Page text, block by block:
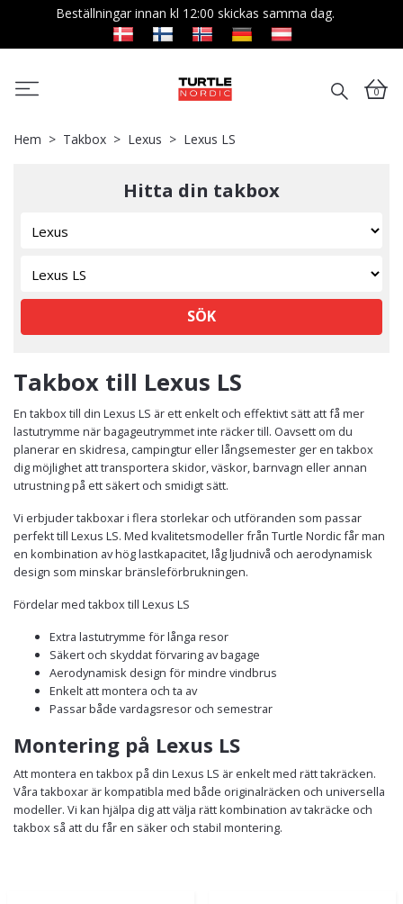
Beställningar innan kl 12:00 skickas samma dag.
0
Hem Takbox Lexus Lexus LS
Hitta din takbox
SÖK
Takbox till Lexus LS
En takbox till din Lexus LS är ett enkelt och effektivt sätt att få mer
lastutrymme när bagageutrymmet inte räcker till. Oavsett om du
planerar en skidresa, campingtur eller långsemester ger en takbox
dig möjlighet att transportera skidor, väskor, barnvagn eller annan
utrustning på ett säkert och smidigt sätt.
Vi erbjuder takboxar i flera storlekar och utföranden som passar
perfekt till Lexus LS. Med kvalitetsmodeller från Turtle Nordic får man
en kombination av hög lastkapacitet, låg ljudnivå och aerodynamisk
design som minskar bränsleförbrukningen.
Fördelar med takbox till Lexus LS
Extra lastutrymme för långa resor
Säkert och skyddat förvaring av bagage
Aerodynamisk design för mindre vindbrus
Enkelt att montera och ta av
Passar både vardagsresor och semestrar
Montering på Lexus LS
Att montera en takbox på din Lexus LS är enkelt med rätt takräcken.
Våra takboxar är kompatibla med både originalräcken och universella
modeller. Vi kan hjälpa dig att välja rätt kombination av takräcke och
takbox så att du får en säker och stabil montering.